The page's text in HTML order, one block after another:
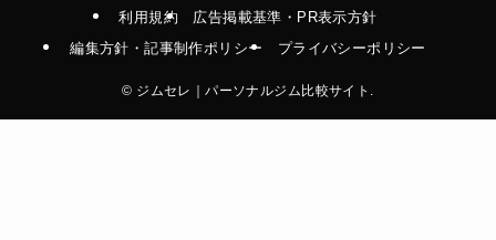
利用規約
広告掲載基準・PR表示方針
編集方針・記事制作ポリシー
プライバシーポリシー
© ジムセレ｜パーソナルジム比較サイト.